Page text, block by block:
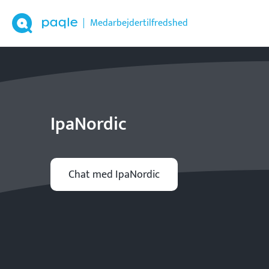
Medarbejdertilfredshed
IpaNordic
Chat med IpaNordic